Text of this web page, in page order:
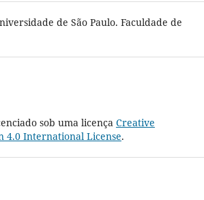
de São Paulo. Faculdade de
sob uma licença Creative
4.0 International License.